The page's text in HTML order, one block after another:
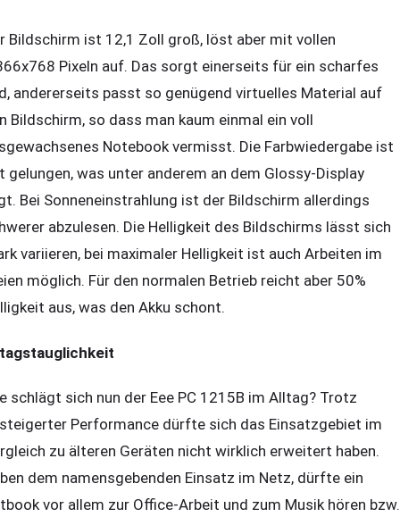
Bildschirm ist 12,1 Zoll groß, löst aber mit vollen
Pixeln auf. Das sorgt einerseits für ein scharfes
andererseits passt so genügend virtuelles Material auf
Bildschirm, so dass man kaum einmal ein voll
Notebook vermisst. Die Farbwiedergabe ist
gelungen, was unter anderem an dem Glossy-Display
Bei Sonneneinstrahlung ist der Bildschirm allerdings
abzulesen. Die Helligkeit des Bildschirms lässt sich
variieren, bei maximaler Helligkeit ist auch Arbeiten im
möglich. Für den normalen Betrieb reicht aber 50%
aus, was den Akku schont.
schlägt sich nun der Eee PC 1215B im Alltag? Trotz
Performance dürfte sich das Einsatzgebiet im
zu älteren Geräten nicht wirklich erweitert haben.
dem namensgebenden Einsatz im Netz, dürfte ein
vor allem zur Office-Arbeit und zum Musik hören bzw.